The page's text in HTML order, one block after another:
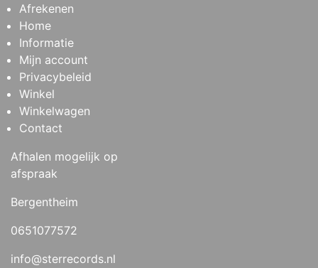
Afrekenen
Home
Informatie
Mijn account
Privacybeleid
Winkel
Winkelwagen
Contact
Afhalen mogelijk op
afspraak
Bergentheim
0651077572
info@sterrecords.nl